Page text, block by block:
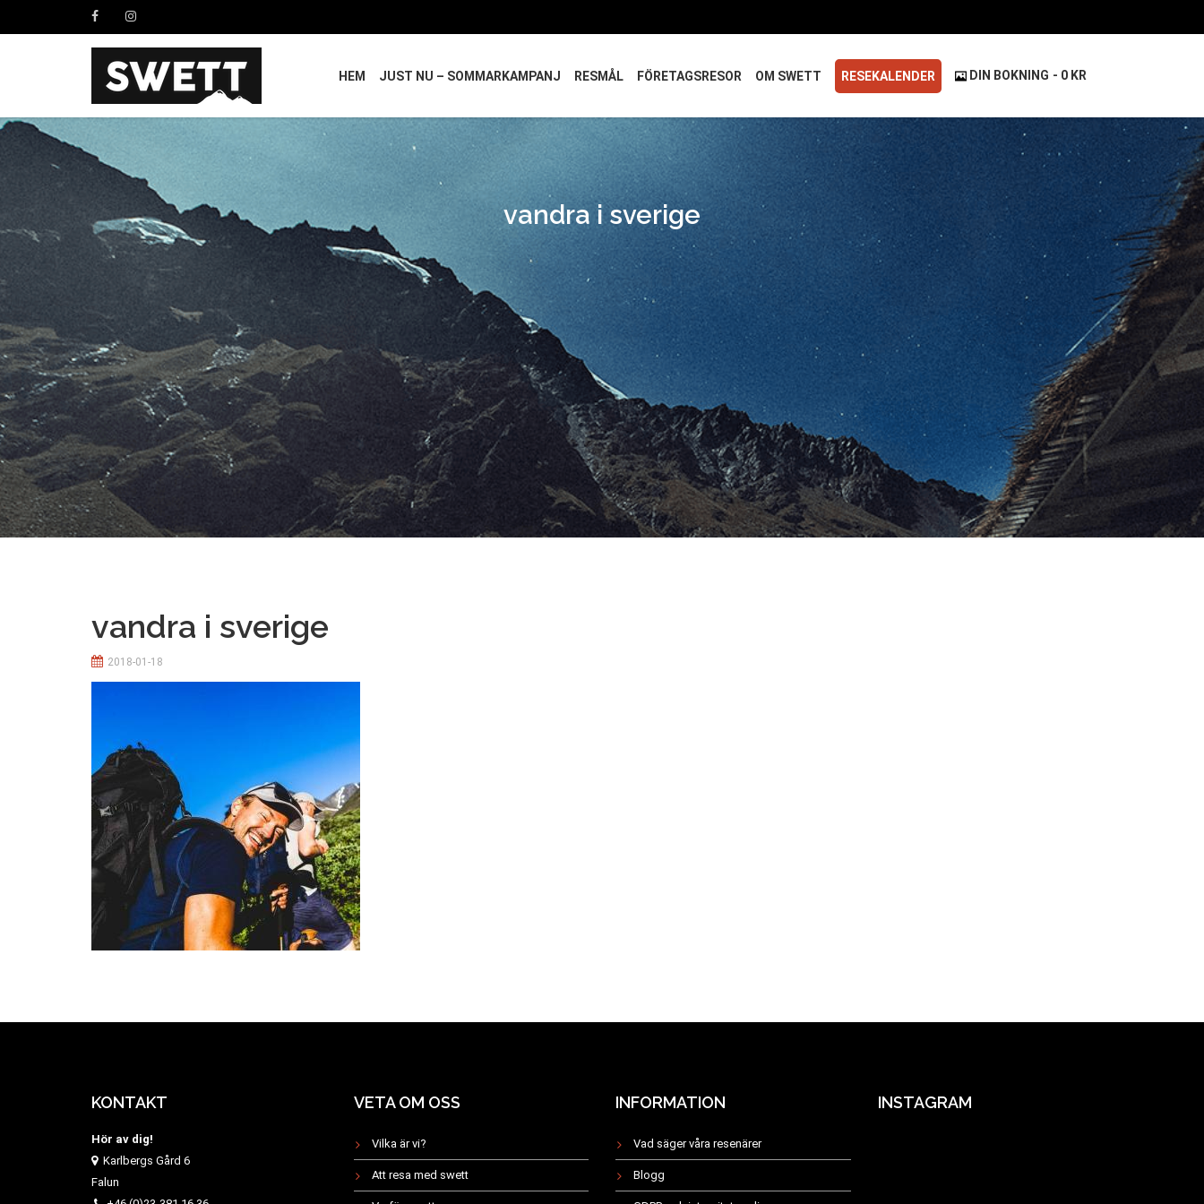
HEM JUST NU – SOMMARKAMPANJ RESMÅL FÖRETAGSRESOR OM SWETT RESEKALENDER DIN BOKNING 0 KR
vandra i sverige
vandra i sverige
2018-01-18
KONTAKT
Hör av dig!
Karlbergs Gård 6
Falun
VETA OM OSS
Vilka är vi?
Att resa med swett
INFORMATION
Vad säger våra resenärer
Blogg
INSTAGRAM